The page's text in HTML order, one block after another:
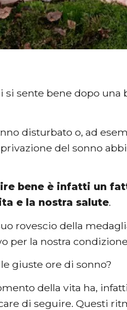
sente bene dopo una
disturbato o, ad
del sonno
bene è infatti un
e la nostra salute.
rovescio della
per la nostra
giuste ore di sonno?
della vita ha,
di seguire. Questi